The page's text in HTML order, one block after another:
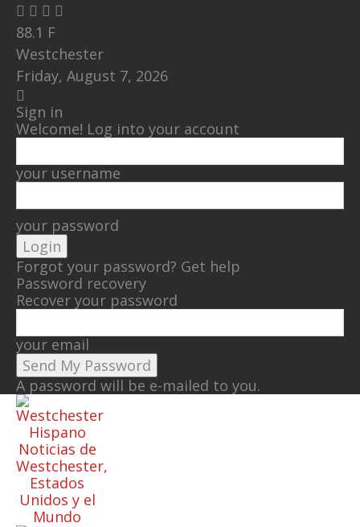
88.1 F
Westchester
Friday, August 7, 2026
Sign in
Welcome! Log into your account
your username
your password
Forgot your password? Get help
Password recovery
Recover your password
your email
A password will be e-mailed to you.
Noticias de
Westchester,
Estados
Unidos y el
Mundo